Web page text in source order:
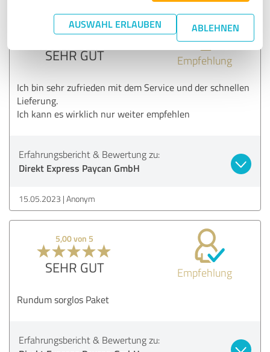
AUSWAHL ERLAUBEN ABLEHNEN
5,00 von 5
SEHR GUT Empfehlung
Ich bin sehr zufrieden mit dem Service und der schnellen
Lieferung.
Ich kann es wirklich nur weiter empfehlen
Erfahrungsbericht & Bewertung zu:
Direkt Express Paycan GmbH
15.05.2023 Anonym
5,00 von 5
SEHR GUT Empfehlung
Rundum sorglos Paket
Erfahrungsbericht & Bewertung zu: